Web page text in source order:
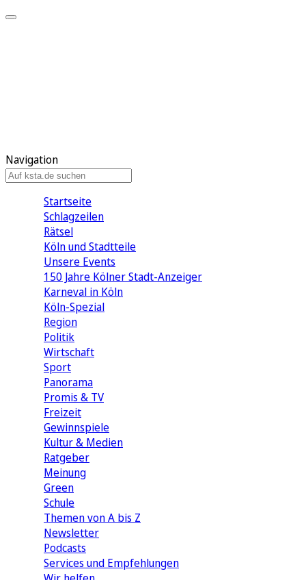
Navigation
Startseite
Schlagzeilen
Rätsel
Köln und Stadtteile
Unsere Events
150 Jahre Kölner Stadt-Anzeiger
Karneval in Köln
Köln-Spezial
Region
Politik
Wirtschaft
Sport
Panorama
Promis & TV
Freizeit
Gewinnspiele
Kultur & Medien
Ratgeber
Meinung
Green
Schule
Themen von A bis Z
Newsletter
Podcasts
Services und Empfehlungen